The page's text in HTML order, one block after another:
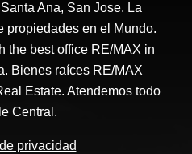
Ana, San Jose. La
propiedades en el Mundo.
the best office RE/MAX in
Bienes raíces RE/MAX
Estate. Atendemos todo
Central.
privacidad